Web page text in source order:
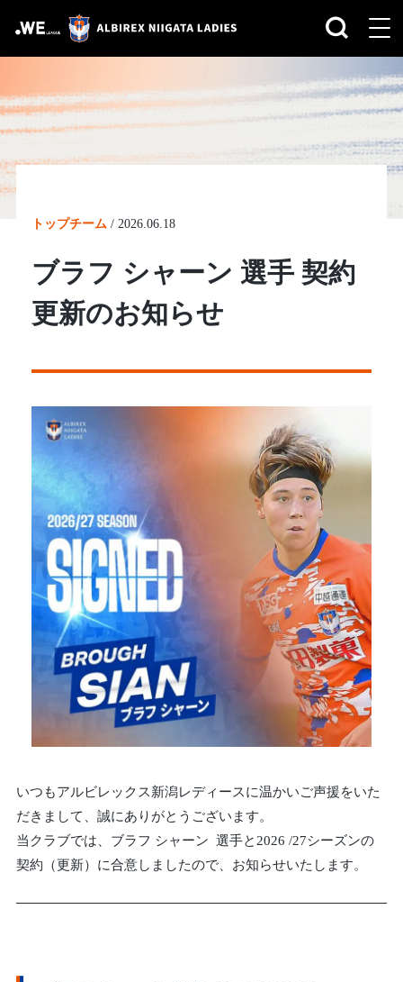
トップチーム / 2026.06.18
ブラフ シャーン 選手 契約
更新のお知らせ
いつもアルビレックス新潟レディースに温かいご声援をいた
だきまして、誠にありがとうございます。
当クラブでは、ブラフ シャーン 選手と2026 /27シーズンの
契約（更新）に合意しましたので、お知らせいたします。